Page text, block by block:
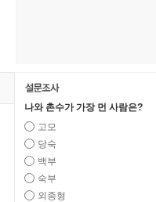
나와 촌수가 가장 먼 사람은?
고모
당숙
백부
숙부
외종형